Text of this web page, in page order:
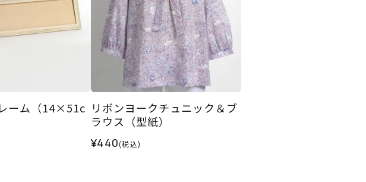
ーム（14×51c リボンヨークチュニック＆ブ
ラウス（型紙）
¥440(税込)